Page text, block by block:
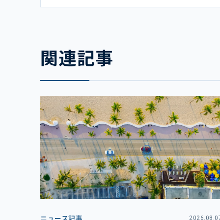
関連記事
ニュース記事